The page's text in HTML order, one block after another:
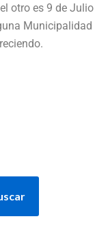
otro es 9 de Julio
Municipalidad